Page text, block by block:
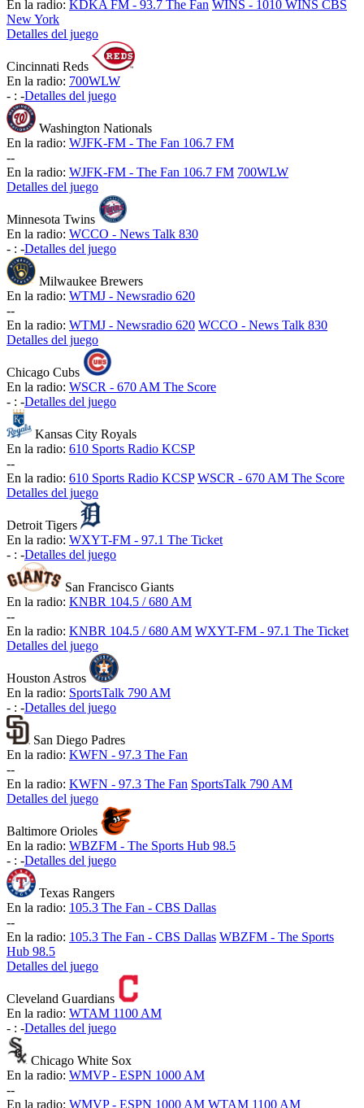
En la radio: KDKA FM - 93.7 The Fan WINS - 1010 WINS CBS
New York
Detalles del juego
Cincinnati Reds
En la radio: 700WLW
- : -Detalles del juego
Washington Nationals
En la radio: WJFK-FM - The Fan 106.7 FM
--
En la radio: WJFK-FM - The Fan 106.7 FM 700WLW
Detalles del juego
Minnesota Twins
En la radio: WCCO - News Talk 830
- : -Detalles del juego
Milwaukee Brewers
En la radio: WTMJ - Newsradio 620
--
En la radio: WTMJ - Newsradio 620 WCCO - News Talk 830
Detalles del juego
Chicago Cubs
En la radio: WSCR - 670 AM The Score
- : -Detalles del juego
Kansas City Royals
En la radio: 610 Sports Radio KCSP
--
En la radio: 610 Sports Radio KCSP WSCR - 670 AM The Score
Detalles del juego
Detroit Tigers
En la radio: WXYT-FM - 97.1 The Ticket
- : -Detalles del juego
San Francisco Giants
En la radio: KNBR 104.5 / 680 AM
--
En la radio: KNBR 104.5 / 680 AM WXYT-FM - 97.1 The Ticket
Detalles del juego
Houston Astros
En la radio: SportsTalk 790 AM
- : -Detalles del juego
San Diego Padres
En la radio: KWFN - 97.3 The Fan
--
En la radio: KWFN - 97.3 The Fan SportsTalk 790 AM
Detalles del juego
Baltimore Orioles
En la radio: WBZFM - The Sports Hub 98.5
- : -Detalles del juego
Texas Rangers
En la radio: 105.3 The Fan - CBS Dallas
--
En la radio: 105.3 The Fan - CBS Dallas WBZFM - The Sports
Hub 98.5
Detalles del juego
Cleveland Guardians
En la radio: WTAM 1100 AM
- : -Detalles del juego
Chicago White Sox
En la radio: WMVP - ESPN 1000 AM
--
En la radio: WMVP - ESPN 1000 AM WTAM 1100 AM